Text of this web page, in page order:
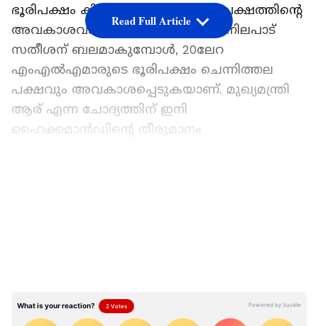
ഭൂരിപക്ഷം കിട്ടിയെന്നാണ് കെ സി പക്ഷത്തിന്‍റെ
അവകാശവാദം. ഘടകക്ഷികളുടെ നിലപാട്
സതീശന് ബലമാകുമ്പോള്‍, 20ലേറ
എംഎല്‍എമാരുടെ ഭൂരിപക്ഷം ചെന്നിത്തല
പക്ഷവും അവകാശപ്പെടുകയാണ്. മുഖ്യമന്ത്രി
ആര് എന്ന ചോദ്യത്തിന് ഇനി
ഹൈക്കമാൻഡിന്റെ തീരുമാനം
പക്ഷത്തിന്റെ ചോദ്യം. വിഡി അനുകൂല
Read Full Article